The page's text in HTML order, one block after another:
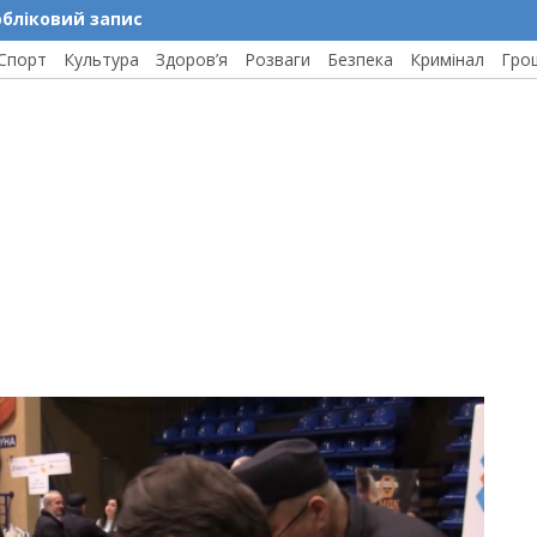
запис
Культура Здоров’я Розваги Безпека Кримінал